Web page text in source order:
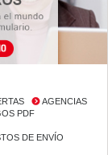
AGENCIAS
PDF
DE ENVÍO